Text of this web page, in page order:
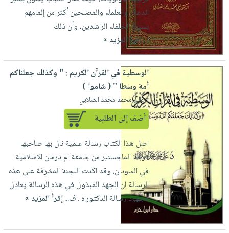
الدعاة، والعلماء والمصلحين أكثر من إلمامهم
بسيرة الخلفاء الراشدين، وأن ذلك
ا...إقرأ المزيد »
الوسطية في القرآن الكريم : " وكذلك جعلناكم
أمة وسطا " ( شاموا )
لـ علي محمد محمد الصلابي
أضف إلى الطلبية
اصل هذا الكتاب رسالة علمية نال بها صاحبها
درجة الماجستير من جامعة ام درمان الاسلامية
في السودان. وقد اكدت اللجنة المشرفة على هذه
الرسالة ان الجهد المبذول في هذه الرسالة يعادل
مجهود رسالة الدكتوراه . ف...إقرأ المزيد »